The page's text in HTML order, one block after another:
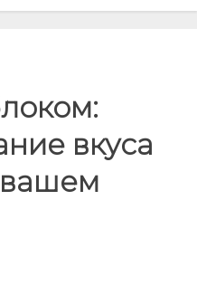
вкуса